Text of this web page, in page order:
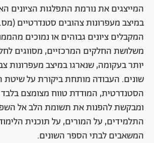
המייצגים את נורמת התפלגות הציונים
המקבלים ציונים גבוהים או נמוכים
משלושת החלקים המרכזיים, מסווגים
יותר בעקומה, שנארגו במיצב מעפרונות
שונים. העבודה מותחת ביקורת על שיטת
הסטנדרטית, המודדת טווח מצומצם בלבד
ומבקשת להפנות את תשומת הלב אל
התלמידים, על המורים, על תוכנית
המשאבים לבתי הספר השונים.